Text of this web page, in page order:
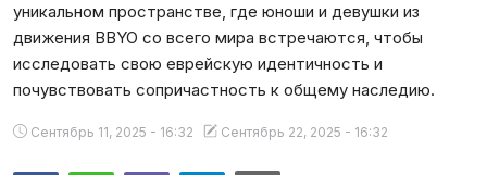
Культура
Иудаизм
Архивы
уникальном пространстве, где юноши и девушки из
движения BBYO со всего мира встречаются, чтобы
исследовать свою еврейскую идентичность и
почувствовать сопричастность к общему наследию.
Сентябрь 11, 2025 - 16:32 Сентябрь 22, 2025 - 16:32